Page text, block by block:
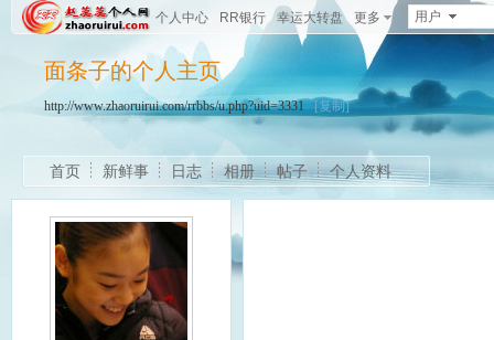
个人中心 RR银行 幸运大转盘 更多 用户
面条子的个人主页
http://www.zhaoruirui.com/rrbbs/u.php?uid=3331 [复制]
首页 新鲜事 日志 相册 帖子 个人资料